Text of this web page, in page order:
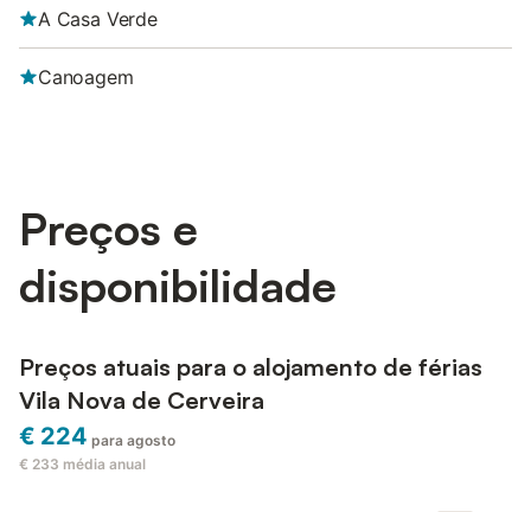
A Casa Verde
Canoagem
Preços e
disponibilidade
Preços atuais para o alojamento de férias
Vila Nova de Cerveira
€ 224 para agosto
€ 233 média anual